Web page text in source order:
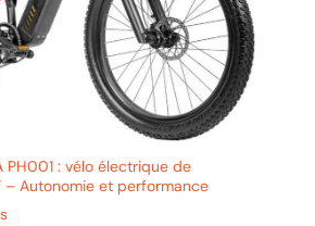
PH001 : vélo électrique de
– Autonomie et performance